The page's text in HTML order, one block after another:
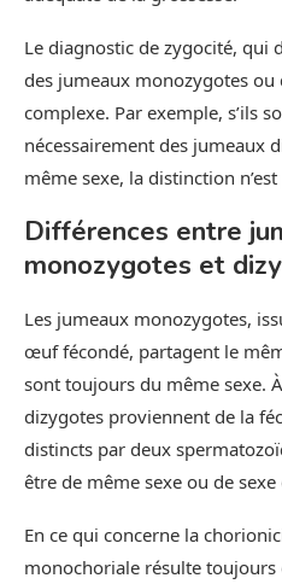
Le diagnostic de zygocité, qui
des jumeaux monozygotes
complexe. Par exemple, s’ils
nécessairement des jumeaux
même sexe, la distinction
Différences entre
monozygotes et
Les jumeaux monozygotes,
œuf fécondé, partagent le
sont toujours du même sexe.
dizygotes proviennent de la
distincts par deux
être de même sexe ou de
En ce qui concerne la
monochoriale résulte toujours